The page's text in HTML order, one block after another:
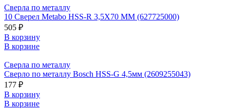
Сверла по металлу
10 Сверел Metabo HSS-R 3,5X70 ММ (627725000)
505 ₽
В корзину
В корзине
Сверла по металлу
Сверло по металлу Bosch HSS-G 4,5мм (2609255043)
177 ₽
В корзину
В корзине